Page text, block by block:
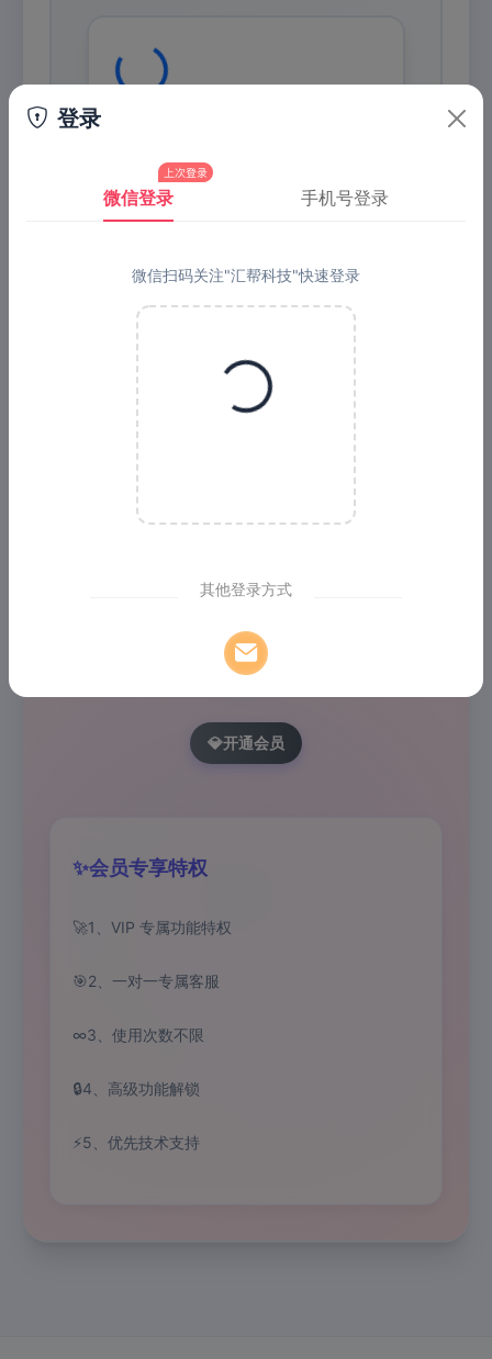
登录
微信登录 手机号登录
微信扫码关注"汇帮科技"快速登录
Loading...
其他登录方式
Loading...
1️⃣ 请打开 微信
支付
3️⃣ 支付成功后自动开通会员
4️⃣ 如遇问题请联系在线客服
同意并接受 《软件会员增值服务协议》
💎开通会员
✨会员专享特权
🚀1、VIP 专属功能特权
🎯2、一对一专属客服
∞3、使用次数不限
🔒4、高级功能解锁
⚡5、优先技术支持